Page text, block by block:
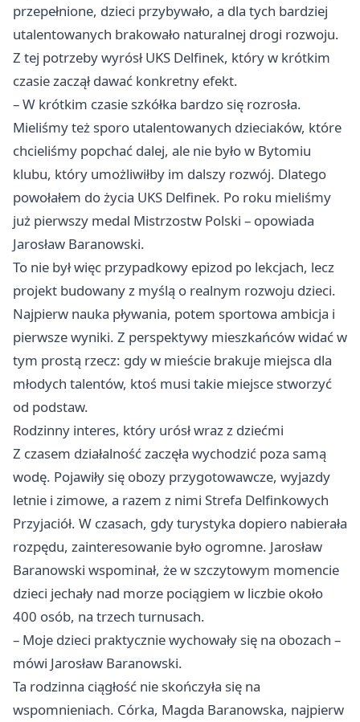
przepełnione, dzieci przybywało, a dla tych bardziej
utalentowanych brakowało naturalnej drogi rozwoju.
Z tej potrzeby wyrósł UKS Delfinek, który w krótkim
czasie zaczął dawać konkretny efekt.
– W krótkim czasie szkółka bardzo się rozrosła.
Mieliśmy też sporo utalentowanych dzieciaków, które
chcieliśmy popchać dalej, ale nie było w Bytomiu
klubu, który umożliwiłby im dalszy rozwój. Dlatego
powołałem do życia UKS Delfinek. Po roku mieliśmy
już pierwszy medal Mistrzostw Polski – opowiada
Jarosław Baranowski.
To nie był więc przypadkowy epizod po lekcjach, lecz
projekt budowany z myślą o realnym rozwoju dzieci.
Najpierw nauka pływania, potem sportowa ambicja i
pierwsze wyniki. Z perspektywy mieszkańców widać w
tym prostą rzecz: gdy w mieście brakuje miejsca dla
młodych talentów, ktoś musi takie miejsce stworzyć
od podstaw.
Rodzinny interes, który urósł wraz z dziećmi
Z czasem działalność zaczęła wychodzić poza samą
wodę. Pojawiły się obozy przygotowawcze, wyjazdy
letnie i zimowe, a razem z nimi Strefa Delfinkowych
Przyjaciół. W czasach, gdy turystyka dopiero nabierała
rozpędu, zainteresowanie było ogromne. Jarosław
Baranowski wspominał, że w szczytowym momencie
dzieci jechały nad morze pociągiem w liczbie około
400 osób, na trzech turnusach.
– Moje dzieci praktycznie wychowały się na obozach –
mówi Jarosław Baranowski.
Ta rodzinna ciągłość nie skończyła się na
wspomnieniach. Córka, Magda Baranowska, najpierw